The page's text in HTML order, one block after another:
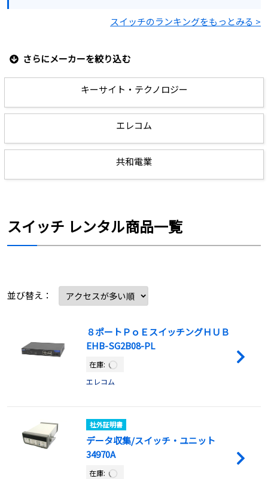
見積もりする
スイッチのランキングをもっとみる >
さらにメーカーを絞り込む
キーサイト・テクノロジー
エレコム
共和電業
スイッチ レンタル商品一覧
並び替え：
８ポートＰｏＥスイッチングＨＵＢ
EHB-SG2B08-PL
在庫:
エレコム
社外証明書
データ収集/スイッチ・ユニット
34970A
在庫: